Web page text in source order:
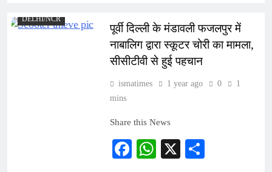
DELHI/NCR
पूर्वी दिल्ली के मंडावली फजलपुर में
नाबालिग द्वारा स्कूटर चोरी का मामला,
सीसीटीवी से हुई पहचान
ismatimes 1 year ago 0
1
mins
Share this News
Facebook
WhatsApp
X